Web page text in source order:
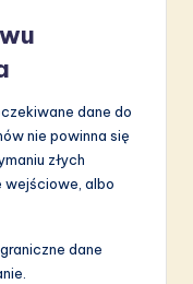
dane do
nie powinna się
złych
wejściowe, albo
dane